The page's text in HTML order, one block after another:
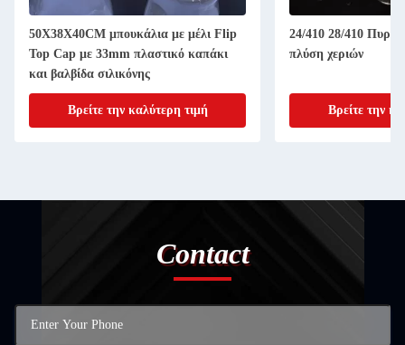
50X38X40CM μπουκάλια με μέλι Flip
Top Cap με 33mm πλαστικό καπάκι
και βαλβίδα σιλικόνης
Βρείτε την καλύτερη τιμή
24/410 28/410
πλύση χεριών
Βρείτε την
Contact